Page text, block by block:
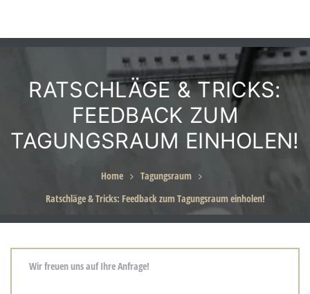
RATSCHLÄGE & TRICKS:
FEEDBACK ZUM
TAGUNGSRAUM EINHOLEN!
Home
Tagungsraum
Ratschläge & Tricks: Feedback zum Tagungsraum einholen!
in